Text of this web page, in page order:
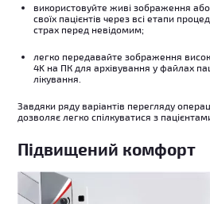
використовуйте живі зображення
своїх пацієнтів через всі етапи
страх перед невідомим;
легко передавайте зображення
4K на ПК для архівування у файлах
лікування.
Завдяки ряду варіантів перегляду
дозволяє легко спілкуватися з
Підвищений комфорт